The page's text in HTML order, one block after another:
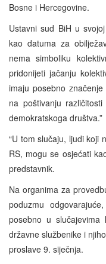
Bosne i Hercegovine.
Ustavni sud BiH u
kao datuma za
nema simboliku
pridonijeti jačanju
imaju posebno
na poštivanju
demokratskoga društva.”
“U tom slučaju, ljudi koji
RS, mogu se osjećati
predstavnik.
Na organima za
poduzmu
posebno u
državne službenike i
proslave 9. siječnja.